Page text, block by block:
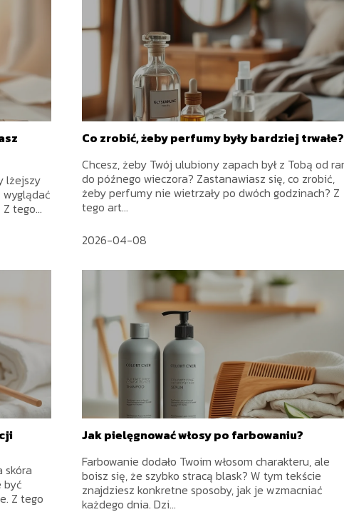
lżejszy
tego...
Co zrobić, żeby perfumy były bardziej trwałe?
Chcesz, żeby Twój ulubiony zapach był z Tobą od
do późnego wieczora? Zastanawiasz się, co zrobić,
żeby perfumy nie wietrzały po dwóch godzinach? Z
tego art...
2026-04-08
skóra
być
Z tego
Jak pielęgnować włosy po farbowaniu?
Farbowanie dodało Twoim włosom charakteru, ale
boisz się, że szybko stracą blask? W tym tekście
znajdziesz konkretne sposoby, jak je wzmacniać
każdego dnia. Dzi...